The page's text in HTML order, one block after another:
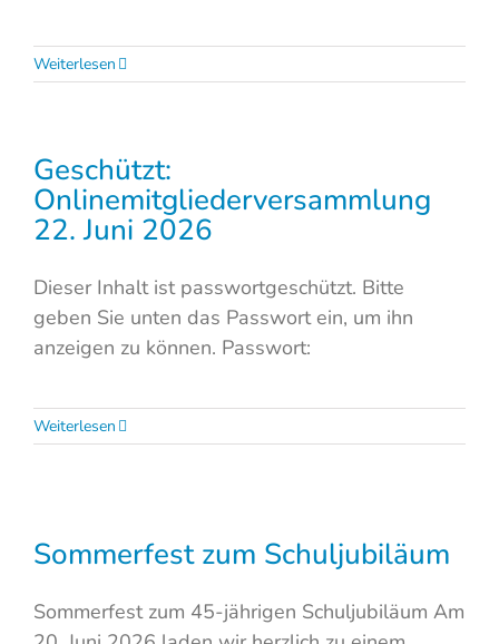
Weiterlesen
Geschützt:
Onlinemitgliederversammlung
22. Juni 2026
Dieser Inhalt ist passwortgeschützt. Bitte
geben Sie unten das Passwort ein, um ihn
anzeigen zu können. Passwort:
Weiterlesen
Sommerfest zum Schuljubiläum
Sommerfest zum 45-jährigen Schuljubiläum Am